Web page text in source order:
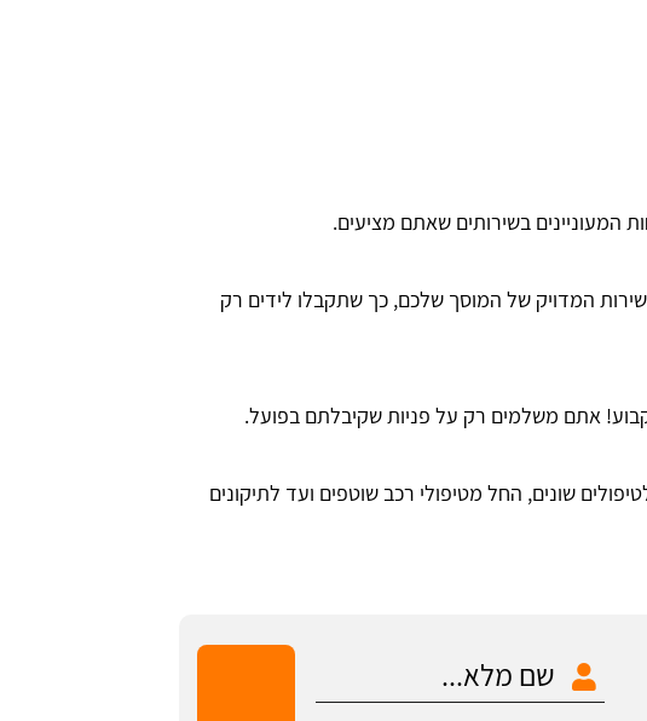
המעוניינים בשירותים שאתם מציעים.
המדויק של המוסך שלכם, כך שתקבלו לידים רק
אתם משלמים רק על פניות שקיבלתם בפועל.
שונים, החל מטיפולי רכב שוטפים ועד לתיקונים